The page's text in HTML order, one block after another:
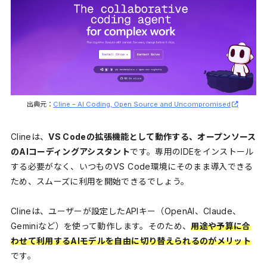
出典元： Cline – AI Coding, Open Source and Uncompromised
Clineは、VS Codeの拡張機能として動作する、オープンソース
のAIコーディングアシスタントです。専用のIDEをインストール
する必要がなく、いつものVS Code環境にそのまま導入できる
ため、スムーズに利用を開始できるでしょう。
Clineは、ユーザーが設定したAPIキー（OpenAI、Claude、
Geminiなど）を使って動作します。そのため、用途や予算に合
わせて利用するAIモデルを自由に切り替えられるのがメリット
です。